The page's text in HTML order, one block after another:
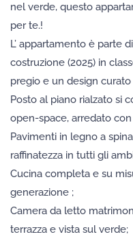
nel verde, questo
per te.!
L’ appartamento è parte
costruzione (2025) in
pregio e un design
Posto al piano rialzato si
open-space, arredato
Pavimenti in legno a
raffinatezza in tutti gli
Cucina completa e su
generazione ;
Camera da letto
terrazza e vista sul verde;